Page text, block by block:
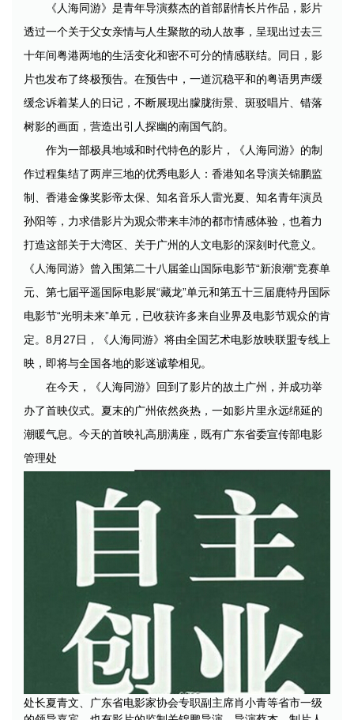
《人海同游》是青年导演蔡杰的首部剧情长片作品，影片
透过一个关于父女亲情与人生聚散的动人故事，呈现出过去三
十年间粤港两地的生活变化和密不可分的情感联结。同日，影
片也发布了终极预告。在预告中，一道沉稳平和的粤语男声缓
缓念诉着某人的日记，不断展现出朦胧街景、斑驳唱片、错落
树影的画面，营造出引人探幽的南国气韵。
作为一部极具地域和时代特色的影片，《人海同游》的制
作过程集结了两岸三地的优秀电影人：香港知名导演关锦鹏监
制、香港金像奖影帝太保、知名音乐人雷光夏、知名青年演员
孙阳等，力求借影片为观众带来丰沛的都市情感体验，也着力
打造这部关于大湾区、关于广州的人文电影的深刻时代意义。
《人海同游》曾入围第二十八届釜山国际电影节“新浪潮”竞赛单
元、第七届平遥国际电影展“藏龙”单元和第五十三届鹿特丹国际
电影节“光明未来”单元，已收获许多来自业界及电影节观众的肯
定。8月27日，《人海同游》将由全国艺术电影放映联盟专线上
映，即将与全国各地的影迷诚挚相见。
在今天，《人海同游》回到了影片的故土广州，并成功举
办了首映仪式。夏末的广州依然炎热，一如影片里永远绵延的
潮暖气息。今天的首映礼高朋满座，既有广东省委宣传部电影
管理处
处长夏青文、广东省电影家协会专职副主席肖小青等省市一级